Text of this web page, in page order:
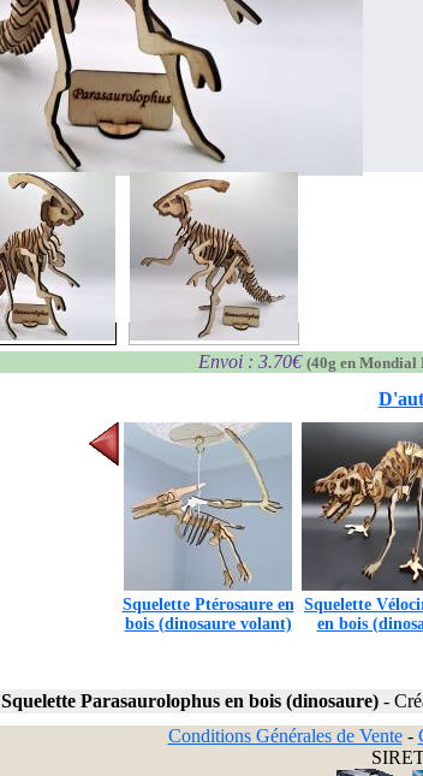
Envoi : 3.70€(40g en Mondial
Squelette Ptérosaure en
bois (dinosaure volant)
Squelette
en bois
Squelette Parasaurolophus en bois (dinosaure)-
Conditions Générales de Vente-